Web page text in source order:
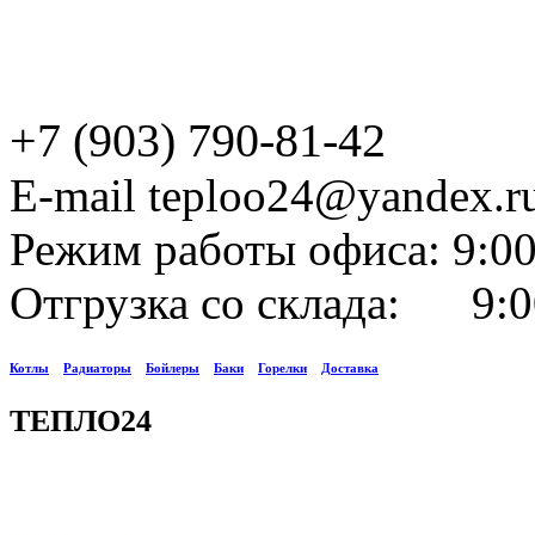
+7 (903) 790-81-42
E-mail
Режим работы офиса:
Отгрузка со склада:
Котлы Радиаторы Бойлеры Баки Горелки Доставка
ТЕПЛО24